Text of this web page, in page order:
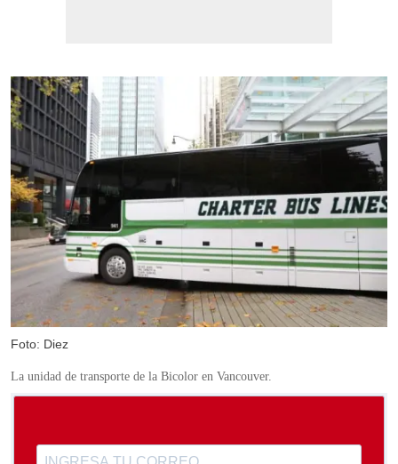
Foto: Diez
La unidad de transporte de la Bicolor en Vancouver.